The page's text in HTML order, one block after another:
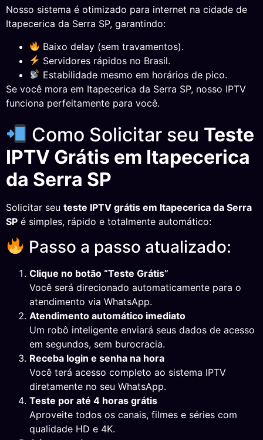
Nosso sistema é otimizado para internet na cidade de
Itapecerica da Serra SP, garantindo:
Baixo delay (sem travamentos).
Servidores rápidos no Brasil.
Estabilidade mesmo em horários de pico.
Se você mora em Itapecerica da Serra SP, nosso IPTV
funciona perfeitamente para você.
Como Solicitar seu Teste
IPTV Grátis em Itapecerica
da Serra SP
Solicitar seu teste IPTV grátis em Itapecerica da Serra
SP é simples, rápido e totalmente automático:
Passo a passo atualizado:
Clique no botão “Teste Grátis”
Você será direcionado automaticamente para o
atendimento via WhatsApp.
Atendimento automático imediato
Um robô inteligente enviará seus dados de acesso
em segundos, sem burocracia.
Receba login e senha na hora
Você terá acesso completo ao sistema IPTV
diretamente no seu WhatsApp.
Teste por até 4 horas grátis
Aproveite todos os canais, filmes e séries com
qualidade HD e 4K.